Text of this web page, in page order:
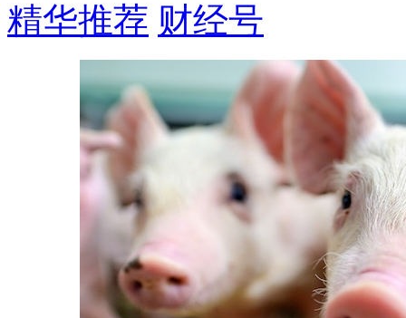
精华推荐 财经号